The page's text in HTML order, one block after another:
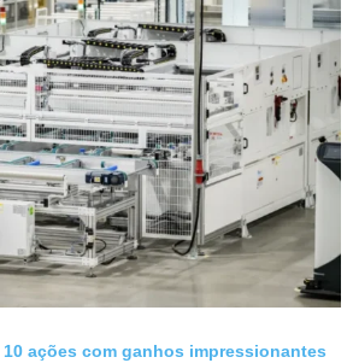
10 ações com ganhos impressionantes